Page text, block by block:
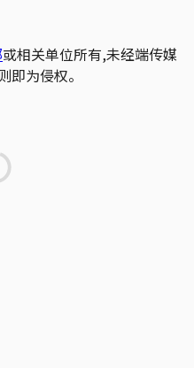
或相关单位所有,未经端传媒
为侵权。